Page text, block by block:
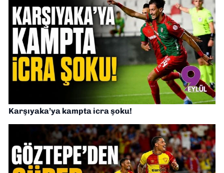
Karşıyaka’ya kampta icra şoku!